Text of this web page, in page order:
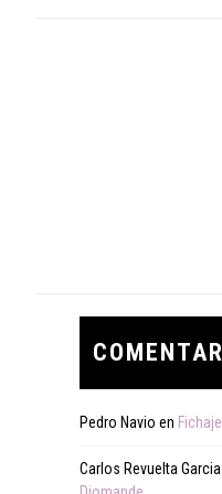
Pedro Navio en
Carlos Revuelta Garcia